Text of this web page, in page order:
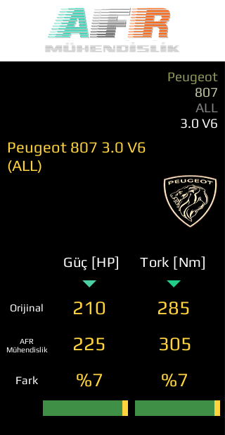
Peugeot
807
ALL
3.0 V6
Peugeot 807 3.0 V6
(ALL)
Güç [HP] Tork [Nm]
Orijinal 210 285
AFR
Mühendislik
225 305
Fark %7 %7